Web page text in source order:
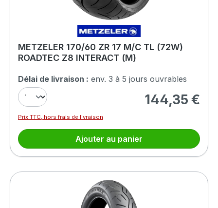
METZELER 170/60 ZR 17 M/C TL (72W)
ROADTEC Z8 INTERACT (M)
Délai de livraison : env. 3 à 5 jours ouvrables
Prix régulier :
144,35 €
Prix TTC, hors frais de livraison
Ajouter au panier